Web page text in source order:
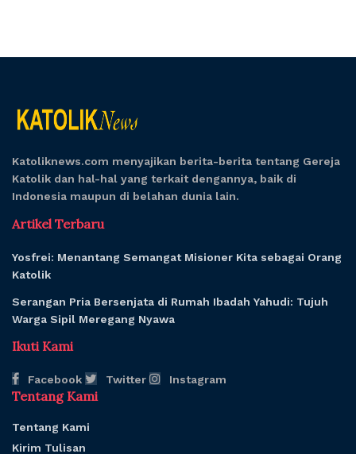
Katoliknews.com menyajikan berita-berita tentang Gereja
Katolik dan hal-hal yang terkait dengannya, baik di
Indonesia maupun di belahan dunia lain.
Artikel Terbaru
Yosfrei: Menantang Semangat Misioner Kita sebagai Orang
Katolik
Serangan Pria Bersenjata di Rumah Ibadah Yahudi: Tujuh
Warga Sipil Meregang Nyawa
Ikuti Kami
Facebook Twitter Instagram
Tentang Kami
Tentang Kami
Kirim Tulisan